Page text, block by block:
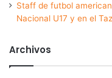
Staff de futbol
Nacional U17 y en el
Archivos